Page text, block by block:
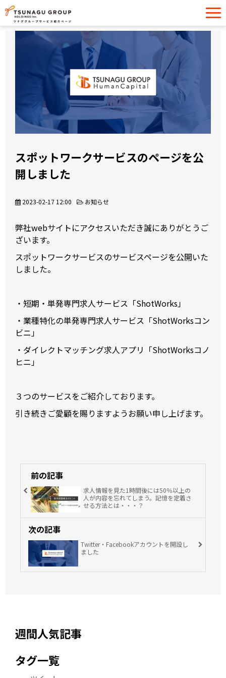
導入事例
イベント・セミナー
お役立ち情報
お問い合わせ
スポットワークサービスのページを公
開しました
2023-02-17 12:00 お知らせ
弊社webサイトにアクセスいただき誠にありがとうご
ざいます。
スポットワークサービスのサービスページを公開いた
しました。
・短期・単発専門求人サービス「ShotWorks」
・業種特化の単発専門求人サービス「ShotWorksコン
ビニ」
・ダイレクトマッチング求人アプリ「ShotWorksコノ
ヒニ」
３つのサービスをご紹介しております。
引き続きご愛顧を賜りますようお願い申し上げます。
前の記事
求人情報を見た1時間後には50％以上の
人が内容を忘れてしまう。記憶を定着さ
せる方法とは・・・？
次の記事
Twitter・Facebookアカウントを開設し
ました
週間人気記事
タグ一覧